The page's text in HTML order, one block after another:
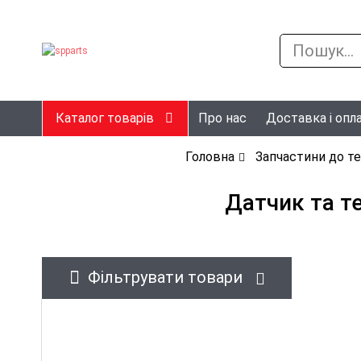
Каталог товарів Про нас Доставка і
Головна Запчастини до
Датчик та
Фільтрувати товари